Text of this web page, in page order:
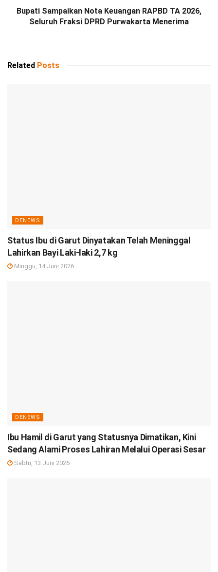
Bupati Sampaikan Nota Keuangan RAPBD TA 2026,
Seluruh Fraksi DPRD Purwakarta Menerima
Related Posts
DENEWS
Status Ibu di Garut Dinyatakan Telah Meninggal
Lahirkan Bayi Laki-laki 2,7 kg
Minggu, 14 Juni 2026
DENEWS
Ibu Hamil di Garut yang Statusnya Dimatikan, Kini
Sedang Alami Proses Lahiran Melalui Operasi Sesar
Sabtu, 13 Juni 2026